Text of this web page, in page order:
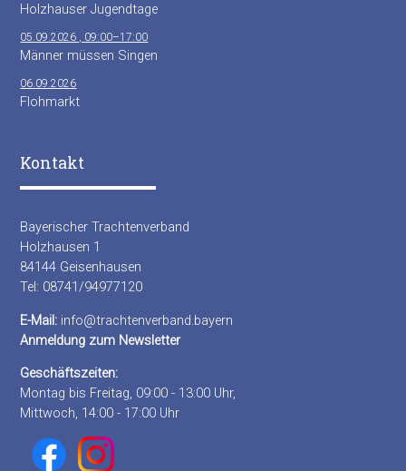
Holzhauser Jugendtage
05.09.2026 , 09:00–17:00
Männer müssen Singen
06.09.2026
Flohmarkt
Kontakt
Bayerischer Trachtenverband
Holzhausen 1
84144 Geisenhausen
Tel: 08741/94977120
E-Mail: info@trachtenverband.bayern
Anmeldung zum Newsletter
Geschäftszeiten:
Montag bis Freitag, 09:00 - 13:00 Uhr,
Mittwoch, 14:00 - 17:00 Uhr